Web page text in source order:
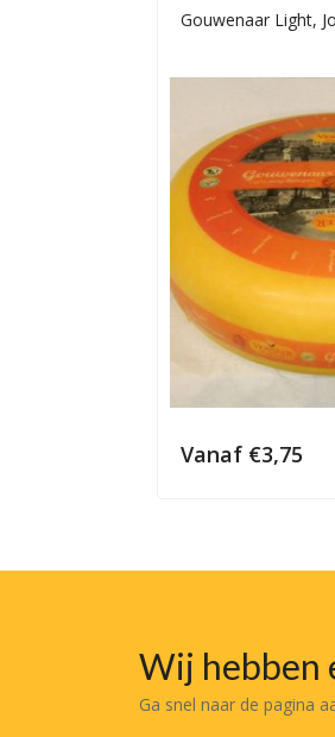
Gouwenaar Light,
Vanaf €3,75
Wij hebben
Ga snel naar de pagina